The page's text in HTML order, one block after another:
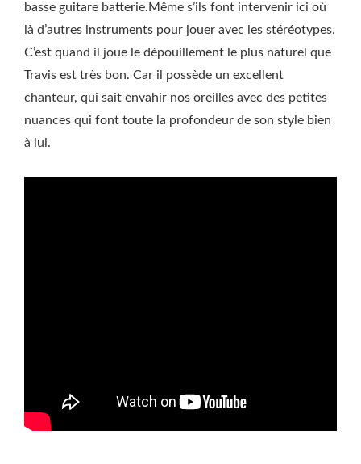
basse guitare batterie.Même s’ils font intervenir ici où
là d’autres instruments pour jouer avec les stéréotypes.
C’est quand il joue le dépouillement le plus naturel que
Travis est très bon. Car il possède un excellent
chanteur, qui sait envahir nos oreilles avec des petites
nuances qui font toute la profondeur de son style bien
à lui.